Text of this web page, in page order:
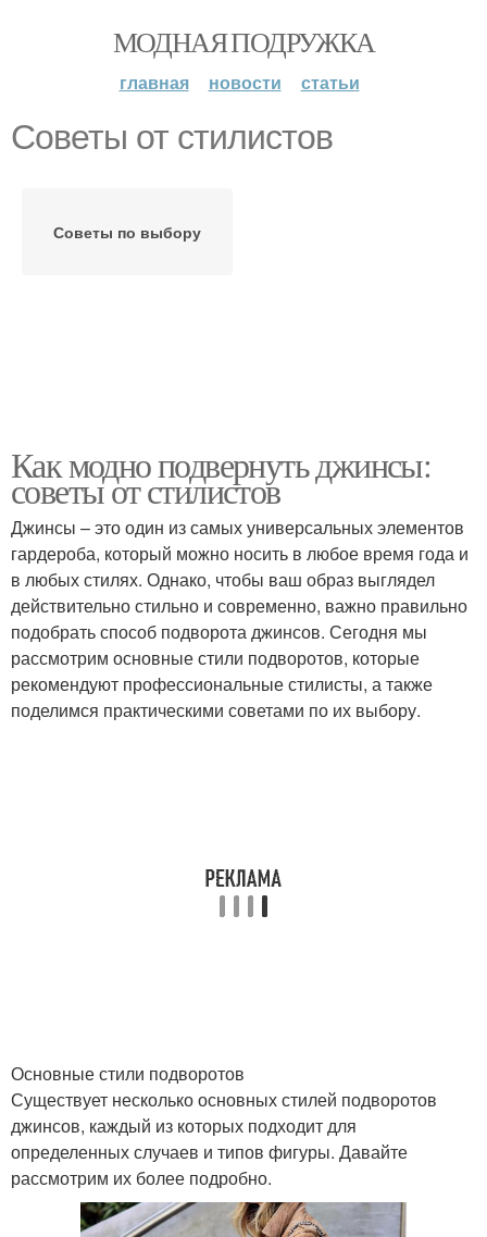
МОДНАЯ ПОДРУЖКА
главная новости статьи
Советы от стилистов
Советы по выбору
Как модно подвернуть джинсы:
советы от стилистов
Джинсы – это один из самых универсальных элементов
гардероба, который можно носить в любое время года и
в любых стилях. Однако, чтобы ваш образ выглядел
действительно стильно и современно, важно правильно
подобрать способ подворота джинсов. Сегодня мы
рассмотрим основные стили подворотов, которые
рекомендуют профессиональные стилисты, а также
поделимся практическими советами по их выбору.
Основные стили подворотов
Существует несколько основных стилей подворотов
джинсов, каждый из которых подходит для
определенных случаев и типов фигуры. Давайте
рассмотрим их более подробно.